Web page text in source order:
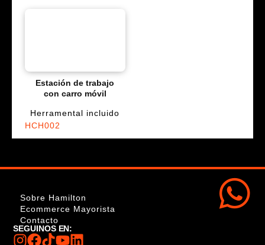
Estación de trabajo
con carro móvil
Herramental incluido
HCH002
Sobre Hamilton
Ecommerce Mayorista
Contacto
SEGUINOS EN: